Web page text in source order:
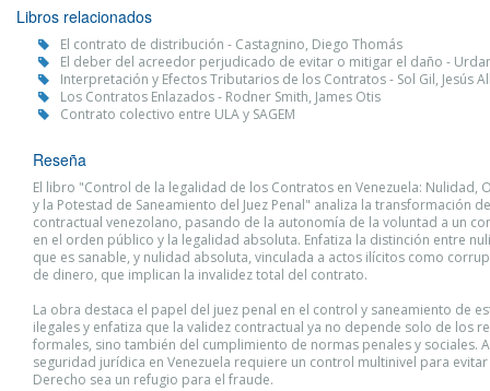
Libros relacionados
El contrato de distribución - Castagnino, Diego Thomás
El deber del acreedor perjudicado de evitar o mitigar el daño -
Interpretación y Efectos Tributarios de los Contratos - Sol Gil, Jesús
Los Contratos Enlazados - Rodner Smith, James Otis
Contrato colectivo entre ULA y SAGEM
Reseña
El libro "Control de la legalidad de los Contratos en Venezuela: Nulidad,
y la Potestad de Saneamiento del Juez Penal" analiza la transformación
contractual venezolano, pasando de la autonomía de la voluntad a un
en el orden público y la legalidad absoluta. Enfatiza la distinción entre
que es sanable, y nulidad absoluta, vinculada a actos ilícitos como
de dinero, que implican la invalidez total del contrato.
La obra destaca el papel del juez penal en el control y saneamiento de
ilegales y enfatiza que la validez contractual ya no depende solo de los
formales, sino también del cumplimiento de normas penales y sociales.
seguridad jurídica en Venezuela requiere un control multinivel para
Derecho sea un refugio para el fraude.